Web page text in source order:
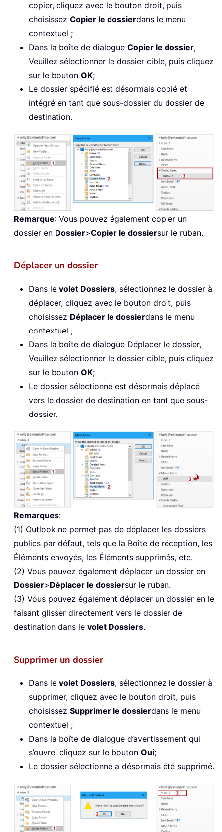
copier, cliquez avec le bouton droit, puis
choisissez Copier le dossierdans le menu
contextuel ;
Dans la boîte de dialogue Copier le dossier,
Veuillez sélectionner le dossier cible, puis cliquez
sur le bouton OK;
Le dossier spécifié est désormais copié et
intégré en tant que sous-dossier du dossier de
destination.
Remarque: Vous pouvez également copier un
dossier en Dossier>Copier le dossiersur le ruban.
Déplacer un dossier
Dans le volet Dossiers, sélectionnez le dossier à
déplacer, cliquez avec le bouton droit, puis
choisissez Déplacer le dossierdans le menu
contextuel ;
Dans la boîte de dialogue Déplacer le dossier,
Veuillez sélectionner le dossier cible, puis cliquez
sur le bouton OK;
Le dossier sélectionné est désormais déplacé
vers le dossier de destination en tant que sous-
dossier.
Remarques:
(1) Outlook ne permet pas de déplacer les dossiers
publics par défaut, tels que la Boîte de réception, les
Éléments envoyés, les Éléments supprimés, etc.
(2) Vous pouvez également déplacer un dossier en
Dossier>Déplacer le dossiersur le ruban.
(3) Vous pouvez également déplacer un dossier en le
faisant glisser directement vers le dossier de
destination dans le volet Dossiers.
Supprimer un dossier
Dans le volet Dossiers, sélectionnez le dossier à
supprimer, cliquez avec le bouton droit, puis
choisissez Supprimer le dossierdans le menu
contextuel ;
Dans la boîte de dialogue d’avertissement qui
s’ouvre, cliquez sur le bouton Oui;
Le dossier sélectionné a désormais été supprimé.